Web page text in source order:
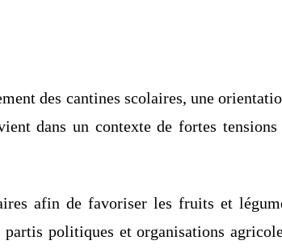
des cantines scolaires, une
dans un contexte de fortes
afin de favoriser les fruits et
politiques et organisations